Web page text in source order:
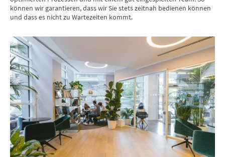
können wir garantieren, dass wir Sie stets zeitnah bedienen können
und dass es nicht zu Wartezeiten kommt.